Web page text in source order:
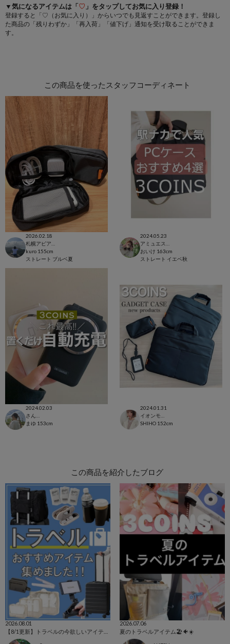
▼気になるアイテムは「♡ 」をタップしてお気に入り登録！
登録すると「♡（お気に入り）」からいつでも見返すことができます。登録し
た商品の「残りわずか」「再入荷」「値下げ」通知を受け取ることができま
す。
この商品を使ったスタッフコーディネート
2026.02.18
kuro 155cm
ストレート ブルベ夏
2024.05.23
おいけ 163cm
ストレート イエベ秋
2024.02.03
まゆ 153cm
2024.01.31
SHIHO 152cm
この商品を紹介したブログ
2026.08.01
2026.07.06
夏のトラベルアイテム🏖🐠☀️